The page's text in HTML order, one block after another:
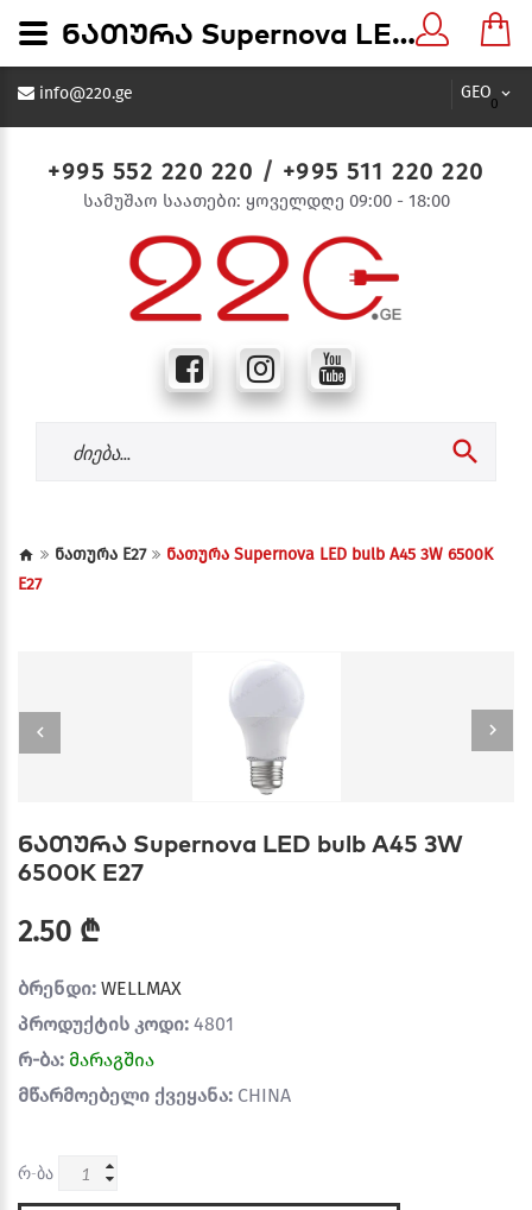
GEO
0
info@220.ge
+995 552 220 220 / +995 511 220 220
სამუშაო საათები: ყოველდღე 09:00 - 18:00
ნათურა E27
ნათურა Supernova LED bulb A45 3W 6500K
E27
ნათურა Supernova LED bulb A45 3W
6500K E27
2.50 ₾
ბრენდი: WELLMAX
პროდუქტის კოდი: 4801
რ-ბა: მარაგშია
მწარმოებელი ქვეყანა: CHINA
რ-ბა
ნათურა Supernova LED bulb A45 3W 6500K E27 - 220.ge